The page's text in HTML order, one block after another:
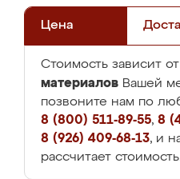
Цена
Стоимость зависит от
материалов Вашей
позвоните нам по
8 (800) 511-89-55, 8
8 (926) 409-68-13, и
рассчитает